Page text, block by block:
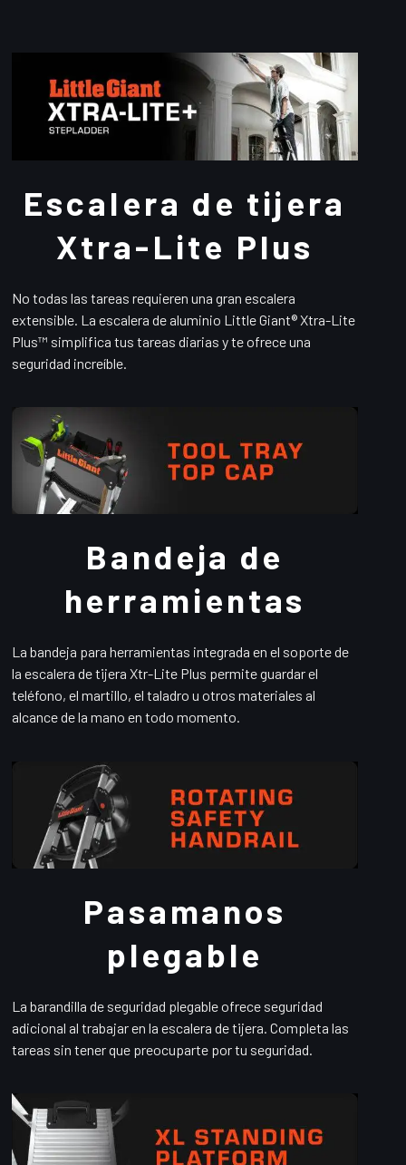
Escalera de tijera
Xtra-Lite Plus
No todas las tareas requieren una gran escalera
extensible. La escalera de aluminio Little Giant® Xtra-Lite
Plus™ simplifica tus tareas diarias y te ofrece una
seguridad increíble.
Bandeja de
herramientas
La bandeja para herramientas integrada en el soporte de
la escalera de tijera Xtr-Lite Plus permite guardar el
teléfono, el martillo, el taladro u otros materiales al
alcance de la mano en todo momento.
Pasamanos
plegable
La barandilla de seguridad plegable ofrece seguridad
adicional al trabajar en la escalera de tijera. Completa las
tareas sin tener que preocuparte por tu seguridad.